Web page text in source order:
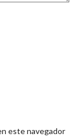
este navegador